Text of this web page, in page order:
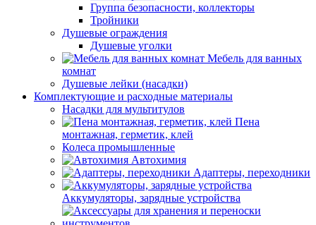
Группа безопасности, коллекторы
Тройники
Душевые ограждения
Душевые уголки
Мебель для ванных
комнат
Душевые лейки (насадки)
Комплектующие и расходные материалы
Насадки для мультитулов
Пена
монтажная, герметик, клей
Колеса промышленные
Автохимия
Адаптеры, переходники
Аккумуляторы, зарядные устройства